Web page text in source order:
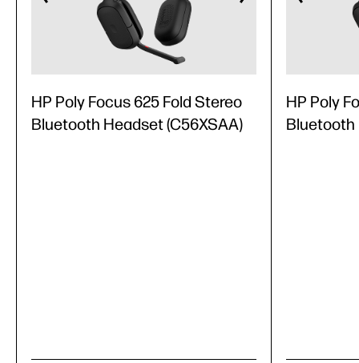
HP Poly Focus 625 Fold Stereo
Bluetooth Headset (C56XSAA)
HP Poly
Bluetooth